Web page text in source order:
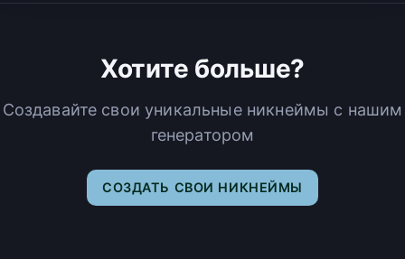
Хотите больше?
Создавайте свои уникальные никнеймы с нашим
генератором
СОЗДАТЬ СВОИ НИКНЕЙМЫ